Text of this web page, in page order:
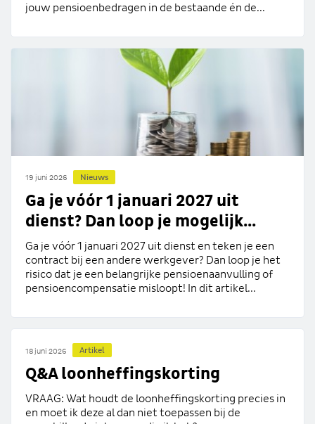
jouw pensioenbedragen in de bestaande én de...
19 juni 2026 Nieuws
Ga je vóór 1 januari 2027 uit
dienst? Dan loop je mogelijk...
Ga je vóór 1 januari 2027 uit dienst en teken je een
contract bij een andere werkgever? Dan loop je het
risico dat je een belangrijke pensioenaanvulling of
pensioencompensatie misloopt! In dit artikel...
18 juni 2026 Artikel
Q&A loonheffingskorting
VRAAG: Wat houdt de loonheffingskorting precies in
en moet ik deze al dan niet toepassen bij de